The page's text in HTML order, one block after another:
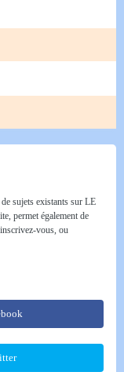
sujets existants sur LE
permet également de
vous, ou